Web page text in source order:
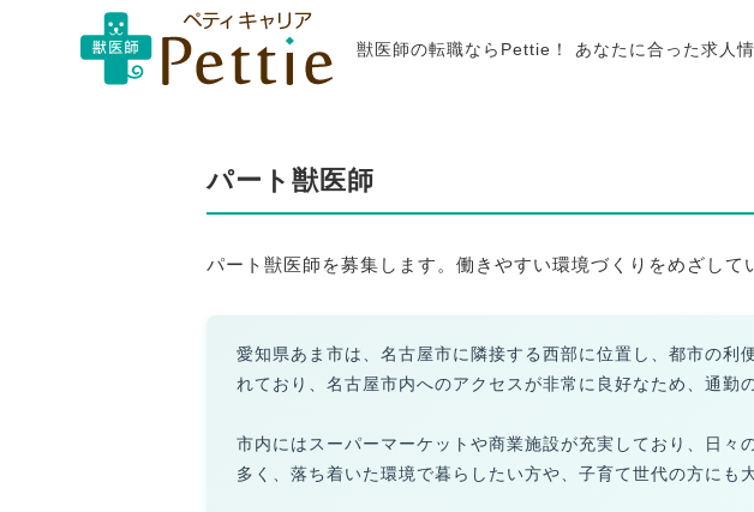
獣医師の転職ならPettie！ あなたに合った求人
パート獣医師
パート獣医師を募集します。働きやすい環境づくりをめざして
愛知県あま市は、名古屋市に隣接する西部に位置し、都市の利
れており、名古屋市内へのアクセスが非常に良好なため、通勤
市内にはスーパーマーケットや商業施設が充実しており、日
多く、落ち着いた環境で暮らしたい方や、子育て世代の方にも